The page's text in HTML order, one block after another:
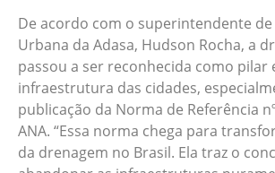
De acordo com o superintendente
Urbana da Adasa, Hudson Rocha, a
passou a ser reconhecida como pilar
infraestrutura das cidades,
publicação da Norma de Referência
ANA. “Essa norma chega para
da drenagem no Brasil. Ela traz o